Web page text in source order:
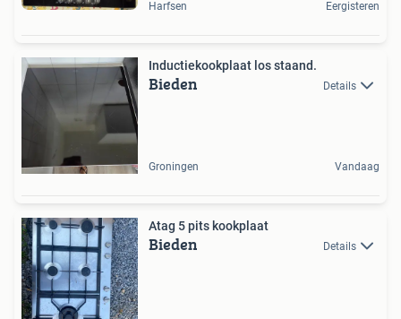
Harfsen Eergisteren
Inductiekookplaat los staand.
Bieden Details
Groningen Vandaag
Atag 5 pits kookplaat
Bieden Details